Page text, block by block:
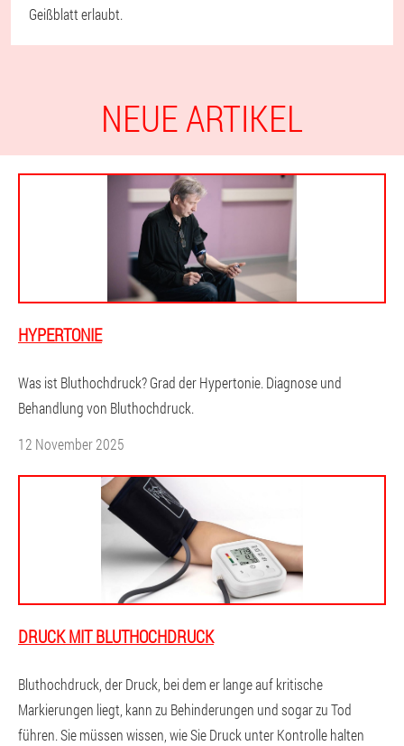
Geißblatt erlaubt.
NEUE ARTIKEL
HYPERTONIE
Was ist Bluthochdruck? Grad der Hypertonie. Diagnose und
Behandlung von Bluthochdruck.
12 November 2025
DRUCK MIT BLUTHOCHDRUCK
Bluthochdruck, der Druck, bei dem er lange auf kritische
Markierungen liegt, kann zu Behinderungen und sogar zu Tod
führen. Sie müssen wissen, wie Sie Druck unter Kontrolle halten